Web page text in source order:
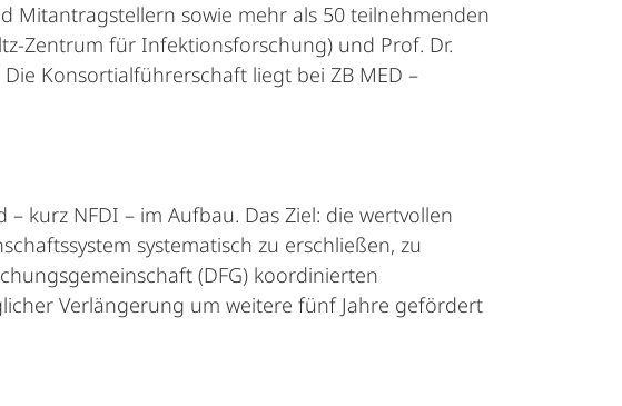
Mitantragstellern sowie mehr als 50 teilnehmenden
Zentrum für Infektionsforschung) und Prof. Dr.
Konsortialführerschaft liegt bei ZB MED –
kurz NFDI – im Aufbau. Das Ziel: die wertvollen
systematisch zu erschließen, zu
(DFG) koordinierten
Verlängerung um weitere fünf Jahre gefördert